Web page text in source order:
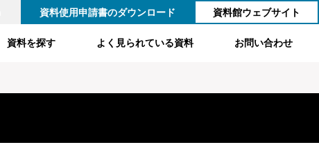
資料使用申請書のダウンロード 資料館ウェブサイト
資料を探す よく見られている資料 お問い合わせ